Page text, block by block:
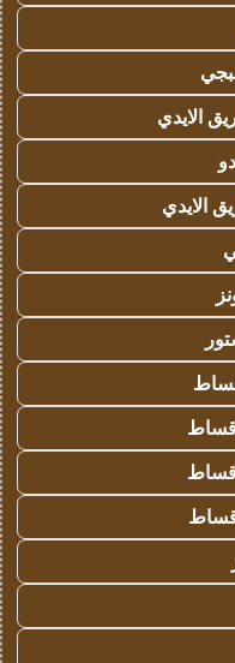
الايدي
الايدي